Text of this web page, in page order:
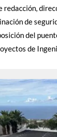
redacción,
de
del
de